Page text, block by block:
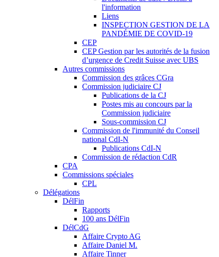
l'information
Liens
INSPECTION GESTION DE LA
PANDÉMIE DE COVID-19
CEP
CEP Gestion par les autorités de la fusion
d’urgence de Credit Suisse avec UBS
Autres commissions
Commission des grâces CGra
Commission judiciaire CJ
Publications de la CJ
Postes mis au concours par la
Commission judiciaire
Sous-commission CJ
Commission de l'immunité du Conseil
national CdI-N
Publications CdI-N
Commission de rédaction CdR
CPA
Commissions spéciales
CPL
Délégations
DélFin
Rapports
100 ans DélFin
DélCdG
Affaire Crypto AG
Affaire Daniel M.
Affaire Tinner